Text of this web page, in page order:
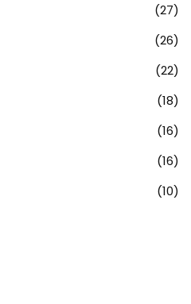
(27)
(26)
(22)
(18)
(16)
(16)
(10)